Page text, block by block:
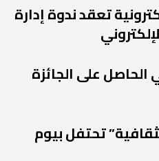
تعقد ندوة إدارة
على الجائزة
تحتفل بيوم